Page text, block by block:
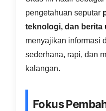
pengetahuan seputar
teknologi, dan berita
menyajikan informasi
sederhana, rapi, dan
kalangan.
Fokus